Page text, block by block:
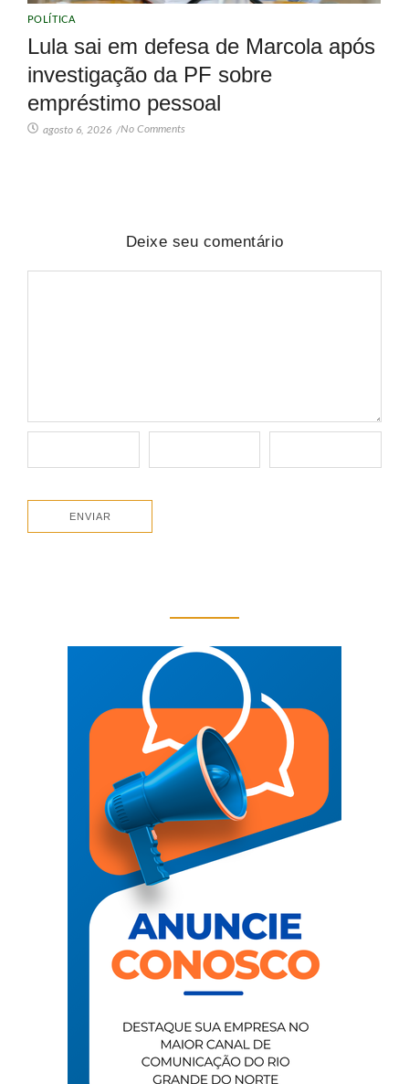
POLÍTICA
Lula sai em defesa de Marcola após
investigação da PF sobre
empréstimo pessoal
agosto 6, 2026 /No Comments
Deixe seu comentário